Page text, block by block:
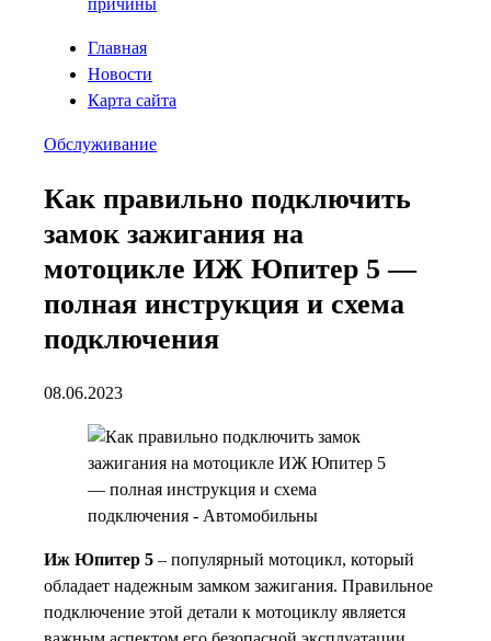
причины
Главная
Новости
Карта сайта
Обслуживание
Как правильно подключить
замок зажигания на
мотоцикле ИЖ Юпитер 5 —
полная инструкция и схема
подключения
08.06.2023
Иж Юпитер 5 – популярный мотоцикл, который
обладает надежным замком зажигания. Правильное
подключение этой детали к мотоциклу является